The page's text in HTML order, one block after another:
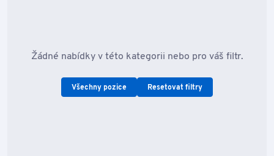
Žádné nabídky v této kategorii nebo pro váš filtr.
Všechny pozice Resetovat filtry